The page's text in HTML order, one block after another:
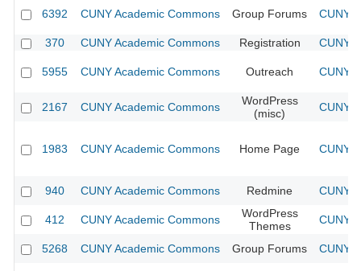
6392 CUNY Academic Commons Group Forums CUNY
370 CUNY Academic Commons Registration CUNY
5955 CUNY Academic Commons Outreach CUNY
2167 CUNY Academic Commons
WordPress
(misc)
CUNY
1983 CUNY Academic Commons Home Page CUNY
940 CUNY Academic Commons Redmine CUNY
412 CUNY Academic Commons
WordPress
Themes
CUNY
5268 CUNY Academic Commons Group Forums CUNY